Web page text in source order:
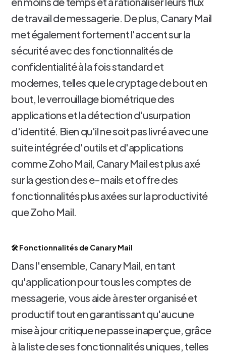
de travail de messagerie. De plus, Canary Mail
met également fortement l'accent sur la
sécurité avec des fonctionnalités de
confidentialité à la fois standard et
modernes, telles que le cryptage de bout en
bout, le verrouillage biométrique des
applications et la détection d'usurpation
d'identité. Bien qu'il ne soit pas livré avec une
suite intégrée d'outils et d'applications
comme Zoho Mail, Canary Mail est plus axé
sur la gestion des e-mails et offre des
fonctionnalités plus axées sur la productivité
que Zoho Mail.
🛠️ Fonctionnalités de Canary Mail
Dans l'ensemble, Canary Mail, en tant
qu'application pour tous les comptes de
messagerie, vous aide à rester organisé et
productif tout en garantissant qu'aucune
mise à jour critique ne passe inaperçue, grâce
à la liste de ses fonctionnalités uniques, telles